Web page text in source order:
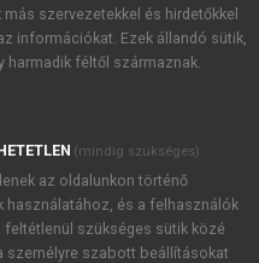
akcióiról.
Zrt. újdonságairól,
foglaltakat tudomásul
, valamint a szotar.netés a
foglaltakat
szervezetekkel és hirdetőkkel
információkat. Ezek állandó sütik,
harmadik féltől származnak.
(mindig szükséges)
az oldalunkon történő
használatához, és a felhasználók
feltétlenül szükséges sütik közé
személyre szabott beállításokat